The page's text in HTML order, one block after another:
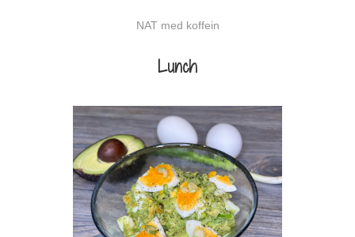
NAT med koffein
Lunch